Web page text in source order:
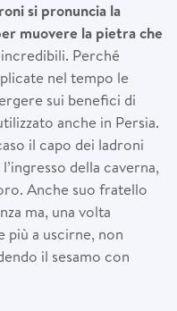
si pronuncia la
muovere la pietra che
Perché
nel tempo le
sui benefici di
anche in Persia.
il capo dei ladroni
della caverna,
Anche suo fratello
ma, una volta
più a uscirne, non
il sesamo con